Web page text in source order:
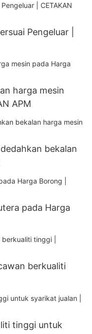
Pengeluar |
harga mesin
APM
bekalan
pada Harga
berkualiti
tinggi untuk